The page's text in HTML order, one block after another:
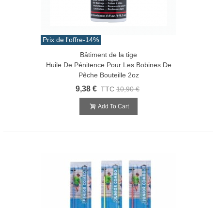
Prix de l'offre-14%
Bâtiment de la tige
Huile De Pénitence Pour Les Bobines De
Pêche Bouteille 2oz
9,38 € TTC 10,90 €
Add To Cart